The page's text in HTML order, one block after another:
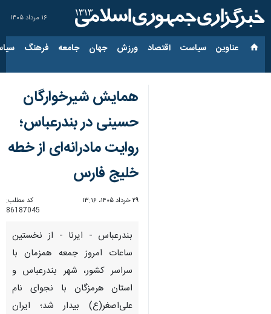
۱۶ مرداد ۱۴۰۵
عناوین‌ سیاست اقتصاد ورزش جهان جامعه فرهنگ
همایش شیرخوارگان
حسینی در بندرعباس؛
روایت مادرانه‌ای از خطه
خلیج فارس
۲۹ خرداد ۱۴۰۵، ۱۳:۱۶
کد مطلب:
86187045
بندرعباس - ایرنا - از نخستین
ساعات امروز جمعه همزمان با
سراسر کشور، شهر بندرعباس و
استان هرمزگان با نجوای نام
علی‌اصغر(ع) بیدار شد؛ ایران